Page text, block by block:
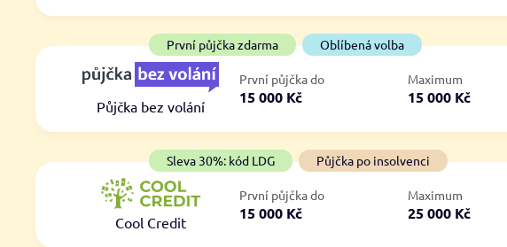
První půjčka zdarma Oblíbená volba
Půjčka bez volání
První půjčka do
15 000 Kč
Maximum
15 000 Kč
Sleva 30%: kód LDG Půjčka po insolvenci
Cool Credit
První půjčka do
15 000 Kč
Maximum
25 000 Kč